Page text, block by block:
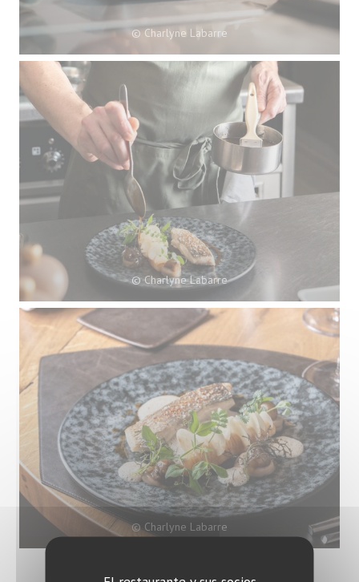
© Charlyne Labarre
© Charlyne Labarre
© Charlyne Labarre